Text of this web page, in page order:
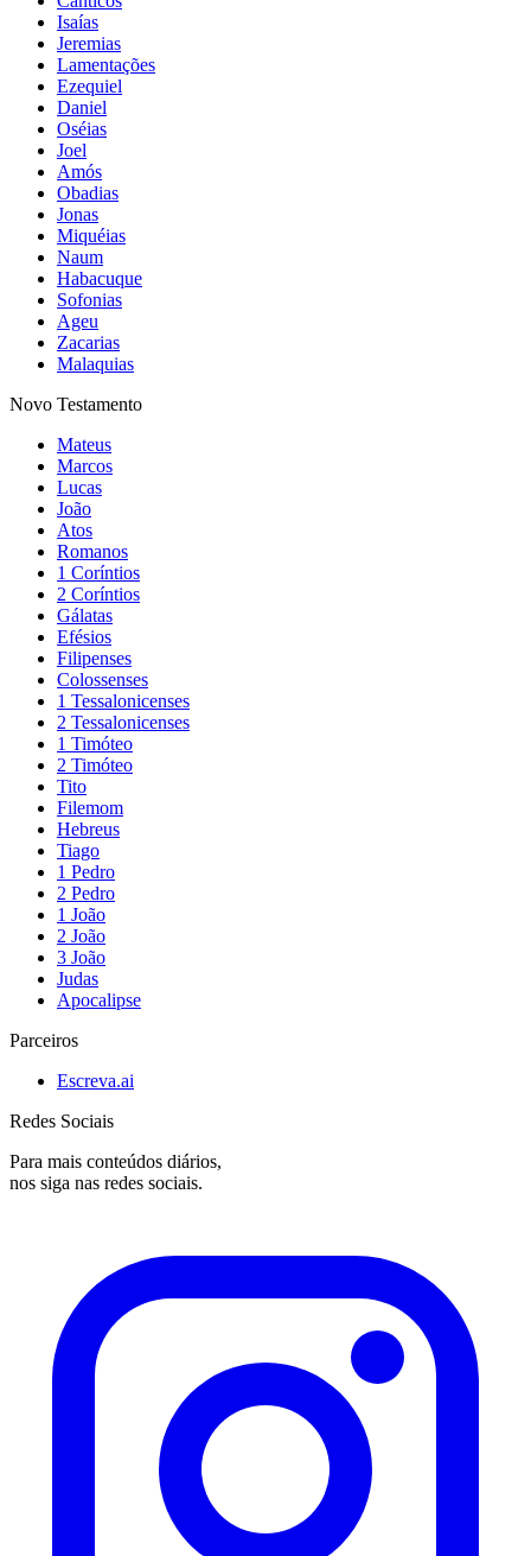
Isaías
Jeremias
Lamentações
Ezequiel
Daniel
Oséias
Joel
Amós
Obadias
Jonas
Miquéias
Naum
Habacuque
Sofonias
Ageu
Zacarias
Malaquias
Novo Testamento
Mateus
Marcos
Lucas
João
Atos
Romanos
1 Coríntios
2 Coríntios
Gálatas
Efésios
Filipenses
Colossenses
1 Tessalonicenses
2 Tessalonicenses
1 Timóteo
2 Timóteo
Tito
Filemom
Hebreus
Tiago
1 Pedro
2 Pedro
1 João
2 João
3 João
Judas
Apocalipse
Parceiros
Escreva.ai
Redes Sociais
Para mais conteúdos diários,
nos siga nas redes sociais.